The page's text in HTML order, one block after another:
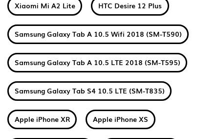
Xiaomi Mi A2 Lite HTC Desire 12 Plus
Samsung Galaxy Tab A 10.5 Wifi 2018 (SM-T590)
Samsung Galaxy Tab A 10.5 LTE 2018 (SM-T595)
Samsung Galaxy Tab S4 10.5 LTE (SM-T835)
Apple iPhone XR Apple iPhone XS